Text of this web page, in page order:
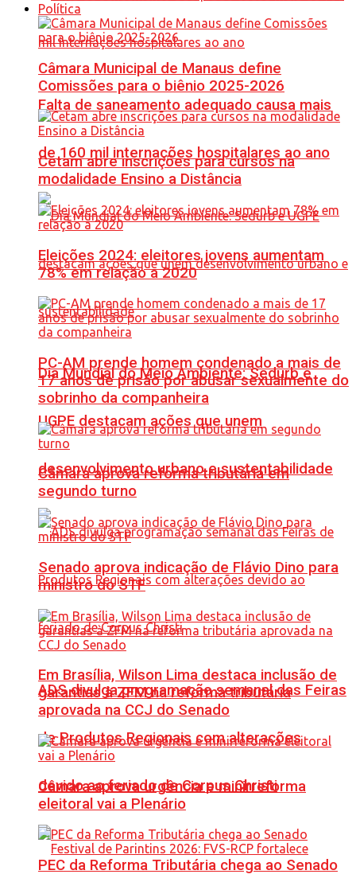
Falta de saneamento adequado causa mais
de 160 mil internações hospitalares ao ano
Dia Mundial do Meio Ambiente: Sedurb e
UGPE destacam ações que unem
desenvolvimento urbano e sustentabilidade
ADS divulga programação semanal das Feiras
de Produtos Regionais com alterações
devido ao feriado de Corpus Christi
Política
Câmara Municipal de Manaus define
Comissões para o biênio 2025-2026
Cetam abre inscrições para cursos na
modalidade Ensino a Distância
Eleições 2024: eleitores jovens aumentam
78% em relação a 2020
PC-AM prende homem condenado a mais de
17 anos de prisão por abusar sexualmente do
sobrinho da companheira
Câmara aprova reforma tributária em
segundo turno
Senado aprova indicação de Flávio Dino para
ministro do STF
Em Brasília, Wilson Lima destaca inclusão de
garantias à ZFM na reforma tributária
aprovada na CCJ do Senado
Câmara aprova urgência e minirreforma
eleitoral vai a Plenário
PEC da Reforma Tributária chega ao Senado